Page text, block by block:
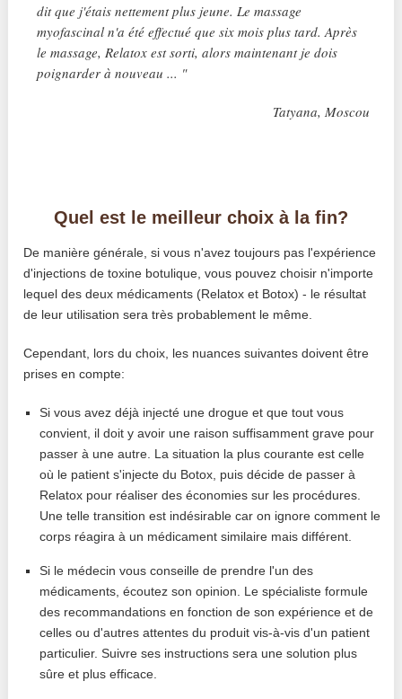
dit que j'étais nettement plus jeune. Le massage
myofascinal n'a été effectué que six mois plus tard. Après
le massage, Relatox est sorti, alors maintenant je dois
poignarder à nouveau ... "
Tatyana, Moscou
Quel est le meilleur choix à la fin?
De manière générale, si vous n'avez toujours pas l'expérience
d'injections de toxine botulique, vous pouvez choisir n'importe
lequel des deux médicaments (Relatox et Botox) - le résultat
de leur utilisation sera très probablement le même.
Cependant, lors du choix, les nuances suivantes doivent être
prises en compte:
Si vous avez déjà injecté une drogue et que tout vous
convient, il doit y avoir une raison suffisamment grave pour
passer à une autre. La situation la plus courante est celle
où le patient s'injecte du Botox, puis décide de passer à
Relatox pour réaliser des économies sur les procédures.
Une telle transition est indésirable car on ignore comment le
corps réagira à un médicament similaire mais différent.
Si le médecin vous conseille de prendre l'un des
médicaments, écoutez son opinion. Le spécialiste formule
des recommandations en fonction de son expérience et de
celles ou d'autres attentes du produit vis-à-vis d'un patient
particulier. Suivre ses instructions sera une solution plus
sûre et plus efficace.